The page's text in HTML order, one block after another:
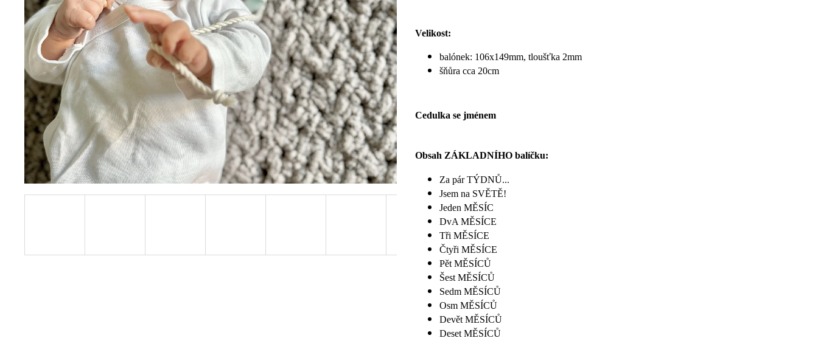
Velikost:
balónek: 106x149mm, tloušťka 2mm
šňůra cca 20cm
Cedulka se jménem
Obsah ZÁKLADNÍHO balíčku:
Za pár TÝDNŮ...
Jsem na SVĚTĚ!
Jeden MĚSÍC
DvA MĚSÍCE
Tři MĚSÍCE
Čtyři MĚSÍCE
Pět MĚSÍCŮ
Šest MĚSÍCŮ
Sedm MĚSÍCŮ
Osm MĚSÍCŮ
Devět MĚSÍCŮ
Deset MĚSÍCŮ